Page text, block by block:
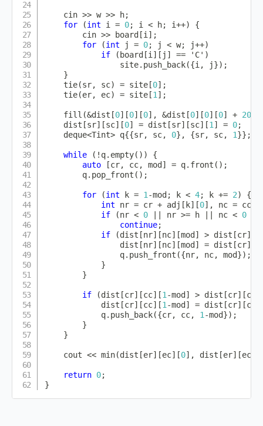
    cin
>> w >> h;
for
(int i = 0; i < h; i++)
{
        cin
>> board[i ] ;
for
(int j = 0; j < w; j++)
if
(board[i ] [ j ] == 'C' )
                site
. push_back({i , j}) ;
}
tie(sr, sc) = site[0] ;
tie(er, ec) = site[1 ] ;
fill (&dist [0] [0] [0] , &dist [0] [0] [0] +
    dist
[sr] [sc] [0] = dist [sr] [sc] [1 ] = 0;
    deque
<Tint> q{{sr, sc, 0} , {sr, sc, 1}} ;
while ( ! q. empty( ) )
{
auto
[cr, cc, mod] = q. front ( ) ;
        q
. pop_front ( ) ;
for (int k = 1 -mod; k < 4; k += 2)
{
int nr = cr + adj [k] [0] , nc = cc
if
(nr < 0 || nr >= h || nc < 0
continue;
if
(dist [nr] [nc] [mod] > dist [cr]
                dist
[nr] [nc] [mod] = dist [cr]
                q
. push_front ({nr, nc, mod}) ;
}
}
if (dist [cr] [cc] [1 -mod] > dist [cr] [cc
            dist
[cr] [cc] [1 -mod] = dist [cr] [cc
            q
. push_back({cr, cc, 1 -mod}) ;
}
}
    cout
<< min(dist [er] [ec] [0] , dist [er] [ec
return 0;
}